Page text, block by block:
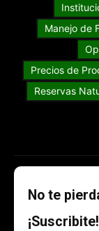
Manejo de
Precios de
Reservas
No te
¡Suscribite!